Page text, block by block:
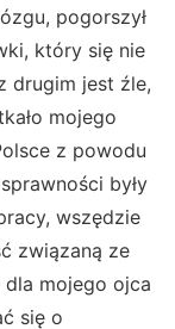
pogorszył
który się nie
drugim jest źle,
mojego
z powodu
były
wszędzie
związaną ze
dla mojego ojca
się o